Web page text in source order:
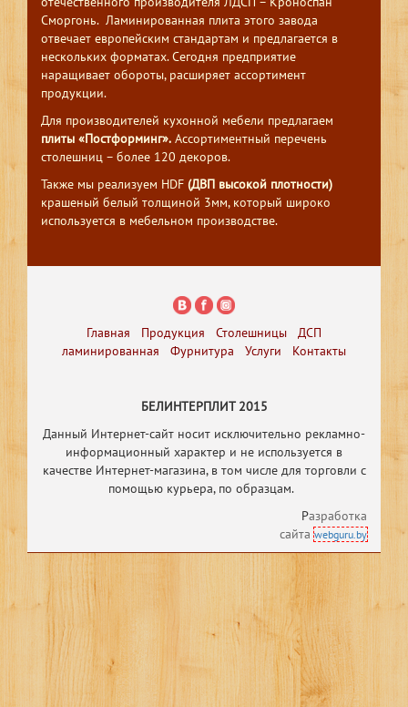
Сморгонь. Ламинированная плита этого завода
отвечает европейским стандартам и предлагается в
нескольких форматах. Сегодня предприятие
наращивает обороты, расширяет ассортимент
продукции.
Для производителей кухонной мебели предлагаем
плиты «Постформинг». Ассортиментный перечень
столешниц – более 120 декоров.
Также мы реализуем HDF (ДВП высокой плотности)
крашеный белый толщиной 3мм, который широко
используется в мебельном производстве.
Главная Продукция Столешницы
ДСП
ламинированная
Фурнитура Услуги Контакты
БЕЛИНТЕРПЛИТ 2015
Данный Интернет-сайт носит исключительно рекламно-
информационный характер и не используется в
качестве Интернет-магазина, в том числе для торговли с
помощью курьера, по образцам.
Разработка
сайтаwebguru.by